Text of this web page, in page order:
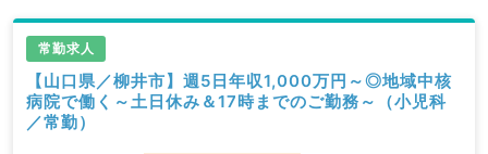
常勤求人
【山口県／柳井市】週5日年収1,000万円～◎地域中核
病院で働く～土日休み＆17時までのご勤務～（小児科
／常勤）